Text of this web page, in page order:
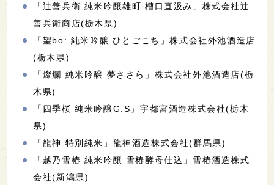
「辻善兵衛 純米吟醸雄町 槽口直汲み」株式会社辻
善兵衛商店(栃木県)
「望bo: 純米吟醸 ひとごこち」株式会社外池酒造店
(栃木県)
「燦爛 純米吟醸 夢ささら」株式会社外池酒造店(栃
木県)
「四季桜 純米吟醸G.S」宇都宮酒造株式会社(栃木
県)
「龍神 特別純米」龍神酒造株式会社(群馬県)
「越乃雪椿 純米吟醸 雪椿酵母仕込」雪椿酒造株式
会社(新潟県)